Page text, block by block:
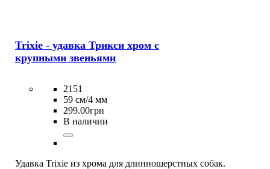
Trixie - удавка Трикси хром с
крупными звеньями
2151
59 см/4 мм
299.00грн
В наличии
Удавка Trixie из хрома для длинношерстных собак.